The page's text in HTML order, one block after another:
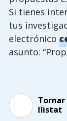
Si tienes
tus
electrónico
asunto:
Tornar
llistat